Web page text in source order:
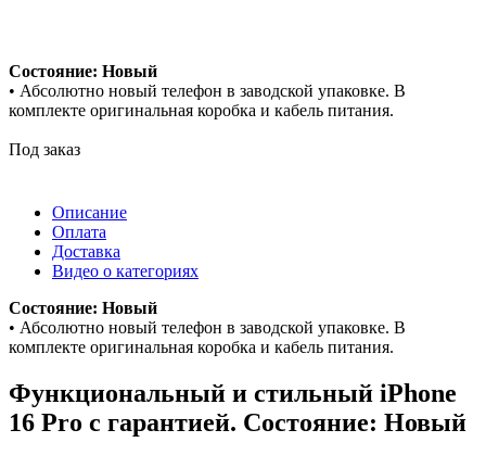
Состояние: Новый
• Абсолютно новый телефон в заводской упаковке. В
комплекте оригинальная коробка и кабель питания.
Под заказ
Описание
Оплата
Доставка
Видео о категориях
Состояние: Новый
• Абсолютно новый телефон в заводской упаковке. В
комплекте оригинальная коробка и кабель питания.
Функциональный и стильный iPhone
16 Pro с гарантией. Состояние: Новый